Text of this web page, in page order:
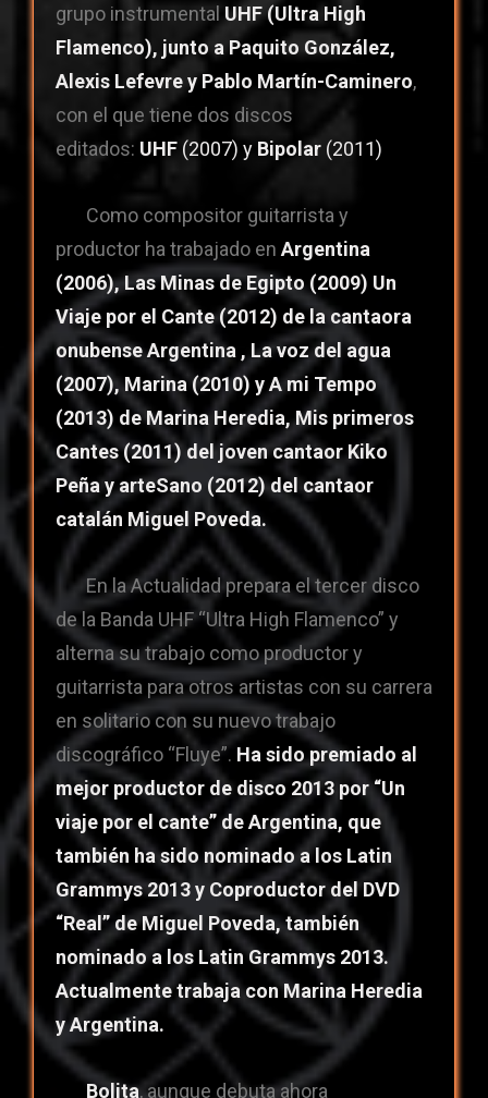
grupo instrumental UHF (Ultra High
Flamenco), junto a Paquito González,
Alexis Lefevre y Pablo Martín-Caminero,
con el que tiene dos discos
editados: UHF (2007) y Bipolar (2011)
Como compositor guitarrista y
productor ha trabajado en Argentina
(2006), Las Minas de Egipto (2009) Un
Viaje por el Cante (2012) de la cantaora
onubense Argentina , La voz del agua
(2007), Marina (2010) y A mi Tempo
(2013) de Marina Heredia, Mis primeros
Cantes (2011) del joven cantaor Kiko
Peña y arteSano (2012) del cantaor
catalán Miguel Poveda.
En la Actualidad prepara el tercer disco
de la Banda UHF “Ultra High Flamenco” y
alterna su trabajo como productor y
guitarrista para otros artistas con su carrera
en solitario con su nuevo trabajo
discográfico “Fluye”. Ha sido premiado al
mejor productor de disco 2013 por “Un
viaje por el cante” de Argentina, que
también ha sido nominado a los Latin
Grammys 2013 y Coproductor del DVD
“Real” de Miguel Poveda, también
nominado a los Latin Grammys 2013.
Actualmente trabaja con Marina Heredia
y Argentina.
Bolita, aunque debuta ahora